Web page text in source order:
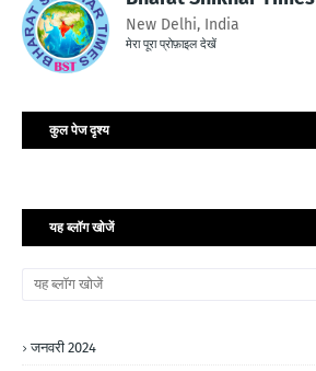
New Delhi, India
मेरा पूरा प्रोफ़ाइल देखें
कुल पेज दृश्य
यह ब्लॉग खोजें
जनवरी 2024